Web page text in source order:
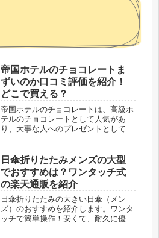
帝国ホテルのチョコレートま
ずいのか口コミ評価を紹介！
どこで買える？
帝国ホテルのチョコレートは、高級ホ
テルのチョコレートとして人気があ
り、大事な人へのプレゼントとしても
には「まずい」と感じる人もいるよう
です。そんなまずいと言われる理由や
口コ...
日傘折りたたみメンズの大型
でおすすめは？ワンタッチ式
の楽天通販を紹介
日傘折りたたみの大きい日傘（メン
ズ）のおすすめを紹介します。ワンタ
ッチで簡単操作！安くて、耐久に優れ